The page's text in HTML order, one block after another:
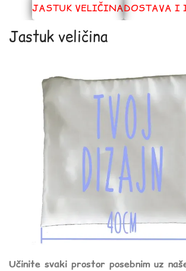
JASTUK VELIČINADOSTAVA I
Jastuk veličina
Učinite svaki prostor posebnim uz